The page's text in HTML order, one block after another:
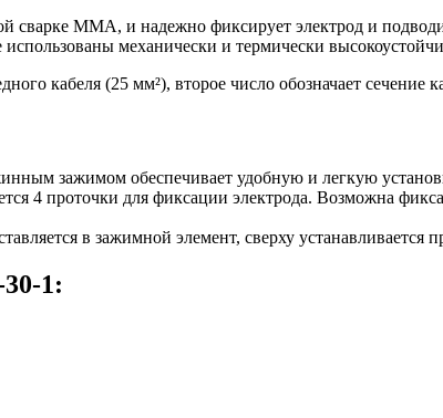
сварке MMA, и надежно фиксирует электрод и
механически и термически
кабеля (25 мм²), второе число обозначает
зажимом обеспечивает удобную и легкую
4 проточки для фиксации электрода. Возможна
в зажимной элемент, сверху устанавливается
1: